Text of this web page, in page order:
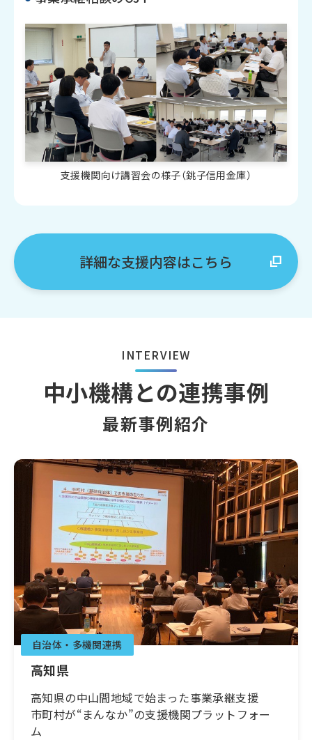
支援機関向け講習会の様子（銚子信用金庫）
詳細な支援内容はこちら
INTERVIEW
中小機構との連携事例
最新事例紹介
自治体・多機関連携
高知県
高知県の中山間地域で始まった事業承継支援
市町村が“まんなか”の支援機関プラットフォー
ム